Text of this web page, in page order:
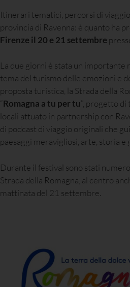
Itinerari tematici, percorsi di
provincia di Ravenna: è quanto ha
Firenze il 20 e 21 settembre
La due giorni è stata un
tema del turismo delle emozioni e
proposta turistica, la Strada della
“ Romagna a tu per tu ”, progetto
locali attuato in partnership con
di podcast di viaggio originali che
paesaggi meravigliosi, arte, storia
Durante il festival sono stati
Strada della Romagna, al centro
mattinata del 21 settembre.